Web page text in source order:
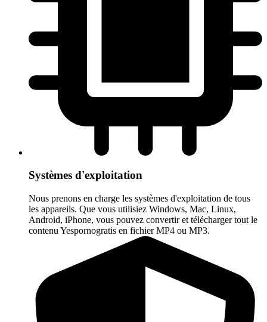
Systèmes d'exploitation
Nous prenons en charge les systèmes d'exploitation de tous
les appareils. Que vous utilisiez Windows, Mac, Linux,
Android, iPhone, vous pouvez convertir et télécharger tout le
contenu Yespornogratis en fichier MP4 ou MP3.